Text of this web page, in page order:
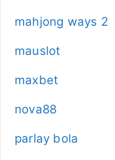
mahjong ways 2
mauslot
maxbet
nova88
parlay bola